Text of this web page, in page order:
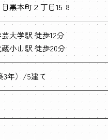
黒本町２丁目15-8
大学駅 徒歩12分
小山駅 徒歩20分
3年）/5建て